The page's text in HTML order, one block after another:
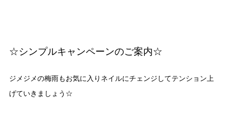
☆シンプルキャンペーンのご案内☆
ジメジメの梅雨もお気に入りネイルにチェンジしてテンション上
げていきましょう☆